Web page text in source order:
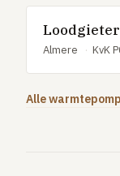
Almere · KvK
Alle